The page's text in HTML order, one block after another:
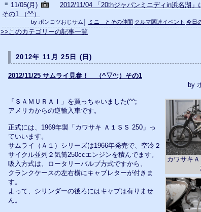
■ 11/05(月)
2012/11/04 「20thジャパンミニディin浜名湖」
その1 （^^）
by ポンコツおじサム│ ミニ とその仲間 クルマ関連イベント 今日
>>このカテゴリーの記事一覧
2012年 11月 25日 (日)
2012/11/25 サムライ見参！ （^▽^;）その1
by
カワサキ
「ＳＡＭＵＲＡＩ」を買っちゃいました(^^;
アメリカからの逆輸入車です。
正式には、1969年製「カワサキ Ａ１ＳＳ 250」っ
ていいます。
サムライ（Ａ１）シリーズは1966年発売で、空冷２
サイクル並列２気筒250ccエンジンを積んでます。
吸入方式は、ロータリーバルブ方式ですから、
クランクケースの左右横にキャブレターが付きま
す。
よって、シリンダーの後ろにはキャブは有りませ
ん。